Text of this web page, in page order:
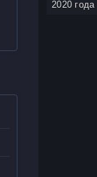
2020 года